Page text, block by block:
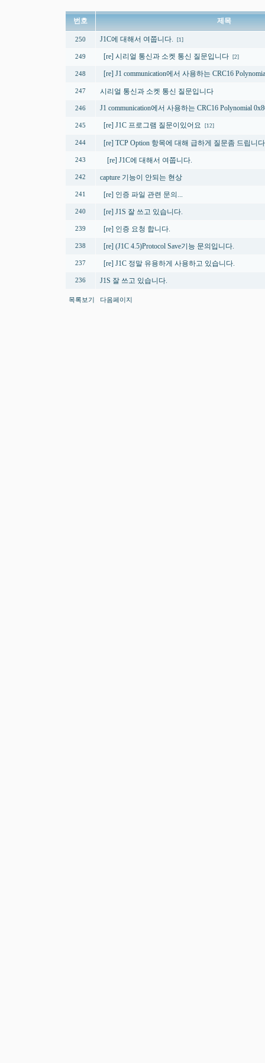
번호 제목
250 J1C에 대해서 여쭙니다. [1]
249 [re] 시리얼 통신과 소켓 통신 질문입니다 [2]
248 [re] J1 communication에서 사용하는 CRC16
247 시리얼 통신과 소켓 통신 질문입니다
246 J1 communication에서 사용하는 CRC16 Polynomial
245 [re] J1C 프로그램 질문이있어요 [12]
244 [re] TCP Option 항목에 대해 급하게 질문좀 드립니
243 [re] J1C에 대해서 여쭙니다.
242 capture 기능이 안되는 현상
241 [re] 인증 파일 관련 문의...
240 [re] J1S 잘 쓰고 있습니다.
239 [re] 인증 요청 합니다.
238 [re] (J1C 4.5)Protocol Save기능 문의입니다.
237 [re] J1C 정말 유용하게 사용하고 있습니다.
236 J1S 잘 쓰고 있습니다.
목록보기 다음페이지